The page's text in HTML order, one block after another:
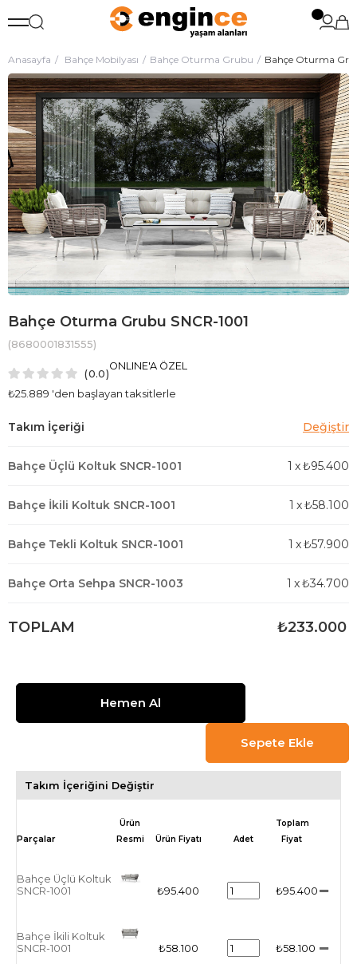
Anasayfa Bahçe Mobilyası Bahçe Oturma Grubu Bahçe Oturma
Bahçe Oturma Grubu SNCR-1001
(8680001831555)
0.0
₺25.889 'den başlayan taksitlerle
ONLINE'A ÖZEL
Bahçe Üçlü Koltuk SNCR-1001 1 x₺95.400
Bahçe İkili Koltuk SNCR-1001 1 x₺58.100
Bahçe Tekli Koltuk SNCR-1001 1 x₺57.900
Bahçe Orta Sehpa SNCR-1003 1 x₺34.700
TOPLAM ₺233.000
Takım İçeriğini Değiştir
Ürün
Resmi
Ürün Fiyatı Adet
Toplam
Fiyat
Bahçe Üçlü Koltuk
SNCR-1001
₺95.400 ₺95.400
Bahçe İkili Koltuk
SNCR-1001
₺58.100 ₺58.100